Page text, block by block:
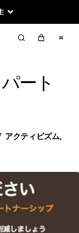
ート
アクティビズム,